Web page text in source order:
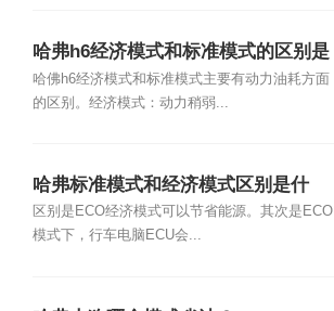
哈弗h6经济模式和标准模式的区别是
什么？
哈佛h6经济模式和标准模式主要有动力油耗方面
的区别。经济模式：动力稍弱...
哈弗标准模式和经济模式区别是什
么？
区别是ECO经济模式可以节省能源。其次是ECO
模式下，行车电脑ECU会...